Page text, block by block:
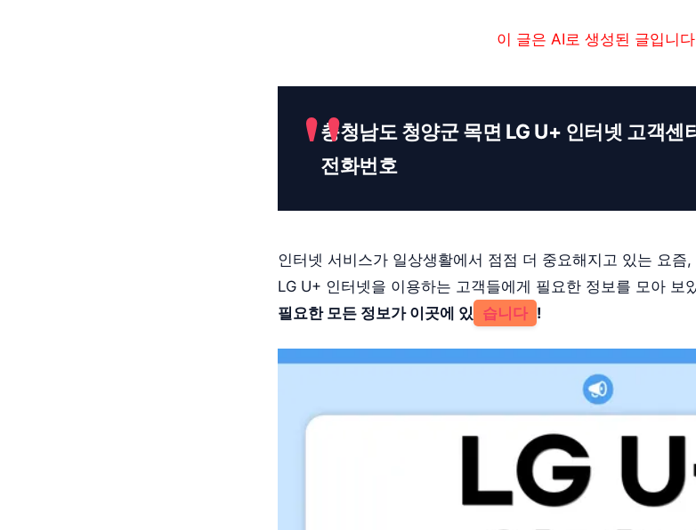
이 글은 AI로 생성된 글입니
충청남도 청양군 목면 LG U+ 인터넷 고객센
전화번호
인터넷 서비스가 일상생활에서 점점 더 중요해지고 있는 요즘
LG U+ 인터넷을 이용하는 고객들에게 필요한 정보를 모아 보
필요한 모든 정보가 이곳에 있
습니다 !